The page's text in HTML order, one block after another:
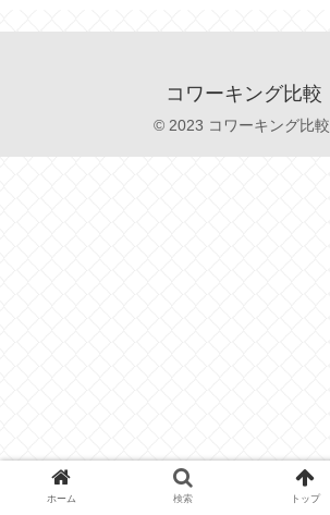
コワーキング比較
© 2023 コワーキング比較.
ホーム 検索 トップ